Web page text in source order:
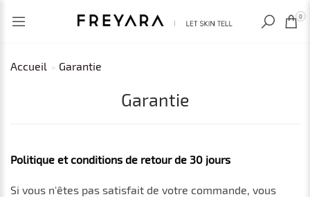
EUR 0
Accueil Garantie
Garantie
Politique et conditions de retour de 30 jours
Si vous n'êtes pas satisfait de votre commande, vous